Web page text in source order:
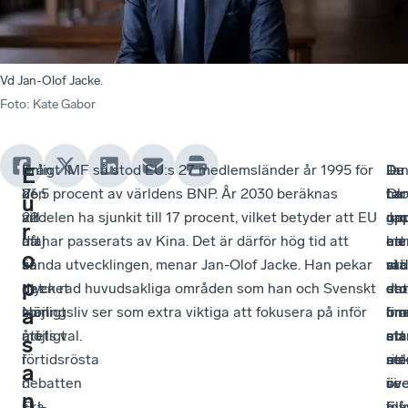
Vd Jan-Olof Jacke.
Foto: Kate Gabor
Från
den
22
maj
är
det
möjligt
att
förtidsrösta
i
–
Vi
vill
att
så
mycket
som
möjligt
i
debatten
E
u
r
o
p
a
s
a
n
Enligt IMF så stod EU:s 27 medlemsländer år 1995 för
26,5 procent av världens BNP. År 2030 beräknas
andelen ha sjunkit till 17 procent, vilket betyder att EU
då har passerats av Kina. Det är därför hög tid att
vända utvecklingen, menar Jan-Olof Jacke. Han pekar
ut en rad huvudsakliga områden som han och Svenskt
Näringsliv ser som extra viktiga att fokusera på inför
årets val.
De
om
att
att
se
–
I
har
vi
en
bra
vi
att
det
en
i
Du
tar
en
rad
att
se